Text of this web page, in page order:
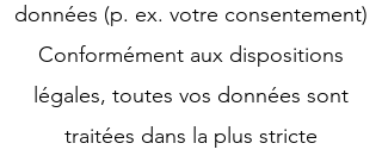
données (p. ex. votre consentement)
Conformément aux dispositions
légales, toutes vos données sont
traitées dans la plus stricte